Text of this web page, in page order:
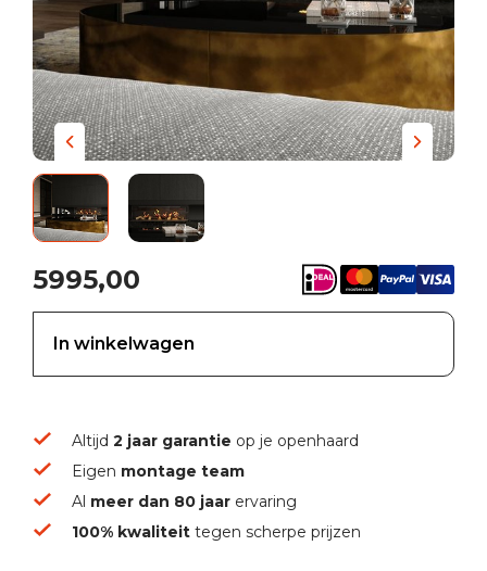
5995,00
In winkelwagen
Altijd 2 jaar garantie op je openhaard
Eigen montage team
Al meer dan 80 jaar ervaring
100% kwaliteit tegen scherpe prijzen